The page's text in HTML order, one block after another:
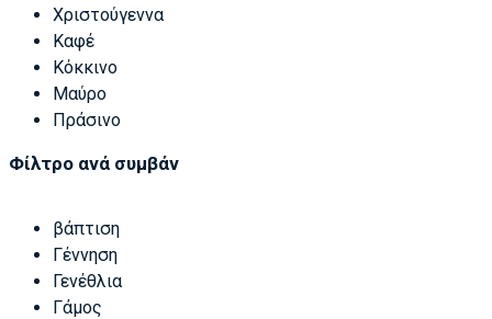
Χριστούγεννα
Καφέ
Κόκκινο
Μαύρο
Πράσινο
Φίλτρο ανά συμβάν
βάπτιση
Γέννηση
Γενέθλια
Γάμος